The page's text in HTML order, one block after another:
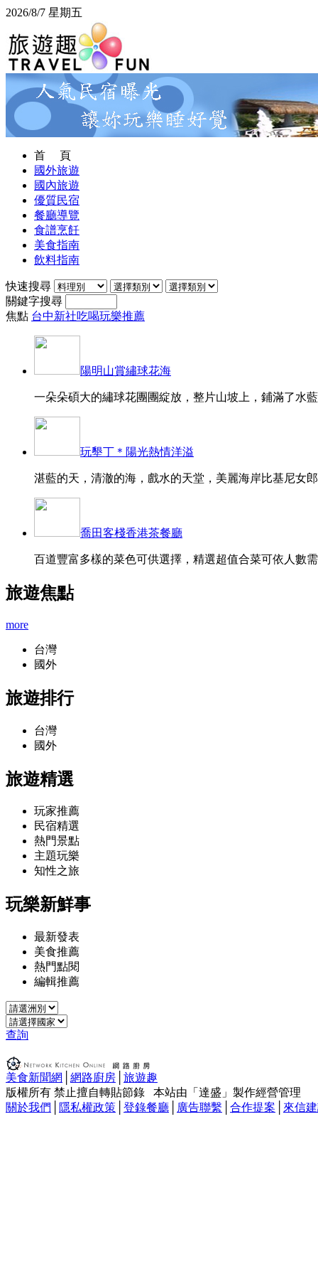
2026/8/7 星期五
首 頁
國外旅遊
國內旅遊
優質民宿
餐廳導覽
食譜烹飪
美食指南
飲料指南
快速搜尋
關鍵字搜尋
焦點 台中新社吃喝玩樂推薦
陽明山賞繡球花海
一朵朵碩大的繡球花團團綻放，整片山坡上，鋪滿了水
玩墾丁＊陽光熱情洋溢
湛藍的天，清澈的海，戲水的天堂，美麗海岸比基尼女
喬田客棧香港茶餐廳
百道豐富多樣的菜色可供選擇，精選超值合菜可依人數
旅遊焦點
more
台灣
國外
旅遊排行
台灣
國外
旅遊精選
玩家推薦
民宿精選
熱門景點
主題玩樂
知性之旅
玩樂新鮮事
最新發表
美食推薦
熱門點閱
編輯推薦
查詢
美食新聞網 網路廚房
旅遊趣
版權所有 禁止擅自轉貼節錄 本站由「達盛」製作經營管理
關於我們
隱私權政策 登錄餐廳 廣告聯繫 合作提案 來信